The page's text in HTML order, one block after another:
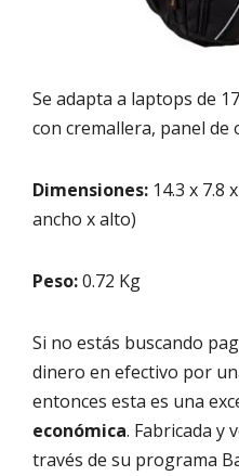
Se adapta a laptops de
con cremallera, panel de
Dimensiones: 14.3 x 7.8
ancho x alto)
Peso:0.72 Kg
Si no estás buscando
dinero en efectivo por
entonces esta es una
económica. Fabricada y
través de su programa